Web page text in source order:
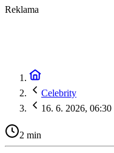
Reklama
Celebrity
16. 6. 2026, 06:30
2 min